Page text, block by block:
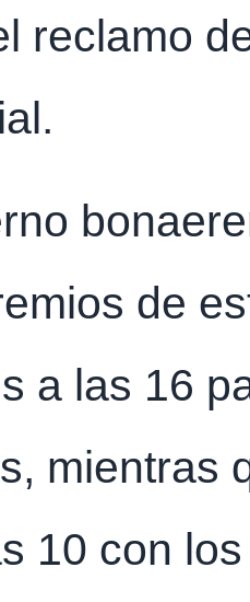
reclamo
de
a las 16
mientras
10 con